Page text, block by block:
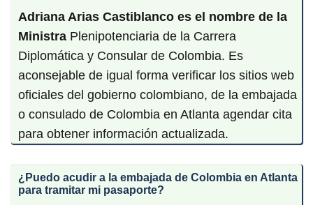
Adriana Arias Castiblanco es el nombre de la
Ministra Plenipotenciaria de la Carrera
Diplomática y Consular de Colombia. Es
aconsejable de igual forma verificar los sitios web
oficiales del gobierno colombiano, de la embajada
o consulado de Colombia en Atlanta agendar cita
para obtener información actualizada.
¿Puedo acudir a la embajada de Colombia en Atlanta
para tramitar mi pasaporte?